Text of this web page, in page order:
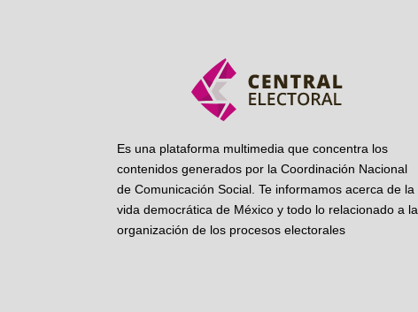
Es una plataforma multimedia que concentra los
contenidos generados por la Coordinación Nacional
de Comunicación Social. Te informamos acerca de la
vida democrática de México y todo lo relacionado a la
organización de los procesos electorales